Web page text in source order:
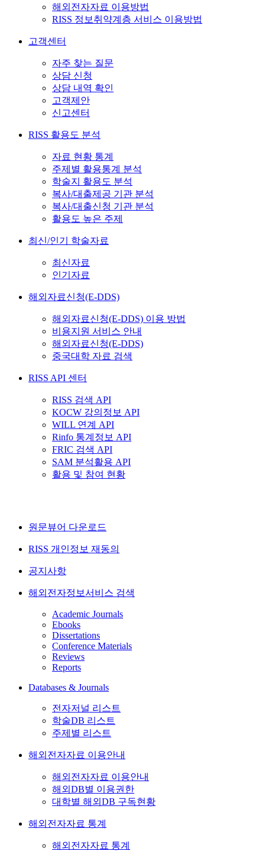
해외전자자료 이용방법
RISS 정보취약계층 서비스 이용방법
고객센터
자주 찾는 질문
상담 신청
상담 내역 확인
고객제안
신고센터
RISS 활용도 분석
자료 현황 통계
주제별 활용통계 분석
학술지 활용도 분석
복사/대출제공 기관 분석
복사/대출신청 기관 분석
활용도 높은 주제
최신/인기 학술자료
최신자료
인기자료
해외자료신청(E-DDS)
해외자료신청(E-DDS) 이용 방법
비용지원 서비스 안내
해외자료신청(E-DDS)
중국대학 자료 검색
RISS API 센터
RISS 검색 API
KOCW 강의정보 API
WILL 연계 API
Rinfo 통계정보 API
FRIC 검색 API
SAM 분석활용 API
활용 및 참여 현황
원문뷰어 다운로드
RISS 개인정보 재동의
공지사항
해외전자정보서비스 검색
Academic Journals
Ebooks
Dissertations
Conference Materials
Reviews
Reports
Databases & Journals
전자저널 리스트
학술DB 리스트
주제별 리스트
해외전자자료 이용안내
해외전자자료 이용안내
해외DB별 이용권한
대학별 해외DB 구독현황
해외전자자료 통계
해외전자자료 통계